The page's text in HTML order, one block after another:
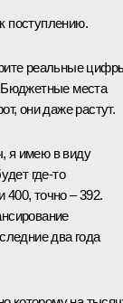
поступлению.
реальные
Бюджетные места
они даже растут.
я имею в виду
где‑то
400, точно – 392.
два года